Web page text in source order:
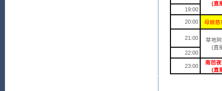
(直
19:00
20:00 母娘慈
21:00
草地
(直
22:00
23:00
南芭
(直